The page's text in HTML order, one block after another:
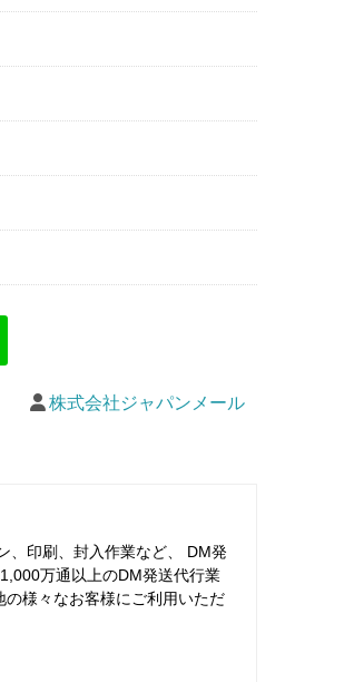
株式会社ジャパンメール
、印刷、封入作業など、 DM発
万通以上のDM発送代行業
様々なお客様にご利用いただ